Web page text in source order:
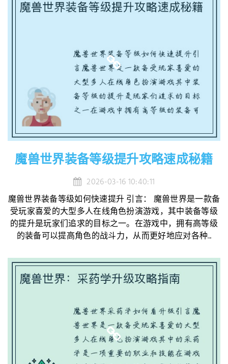
魔兽世界装备等级提升攻略速成秘籍
2026-03-16 10:40:11
魔兽世界装备等级如何快速提升 引言： 魔兽世界是一款备
受玩家喜爱的大型多人在线角色扮演游戏，其中装备等级
的提升是玩家们追求的目标之一。在游戏中，拥有高等级
的装备可以提高角色的战斗力，从而更好地应对各种...